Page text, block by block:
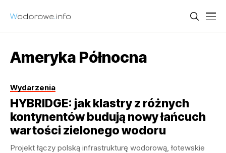
Ameryka Północna
Wydarzenia
HYBRIDGE: jak klastry z różnych
kontynentów budują nowy łańcuch
wartości zielonego wodoru
Projekt łączy polską infrastrukturę wodorową, łotewskie